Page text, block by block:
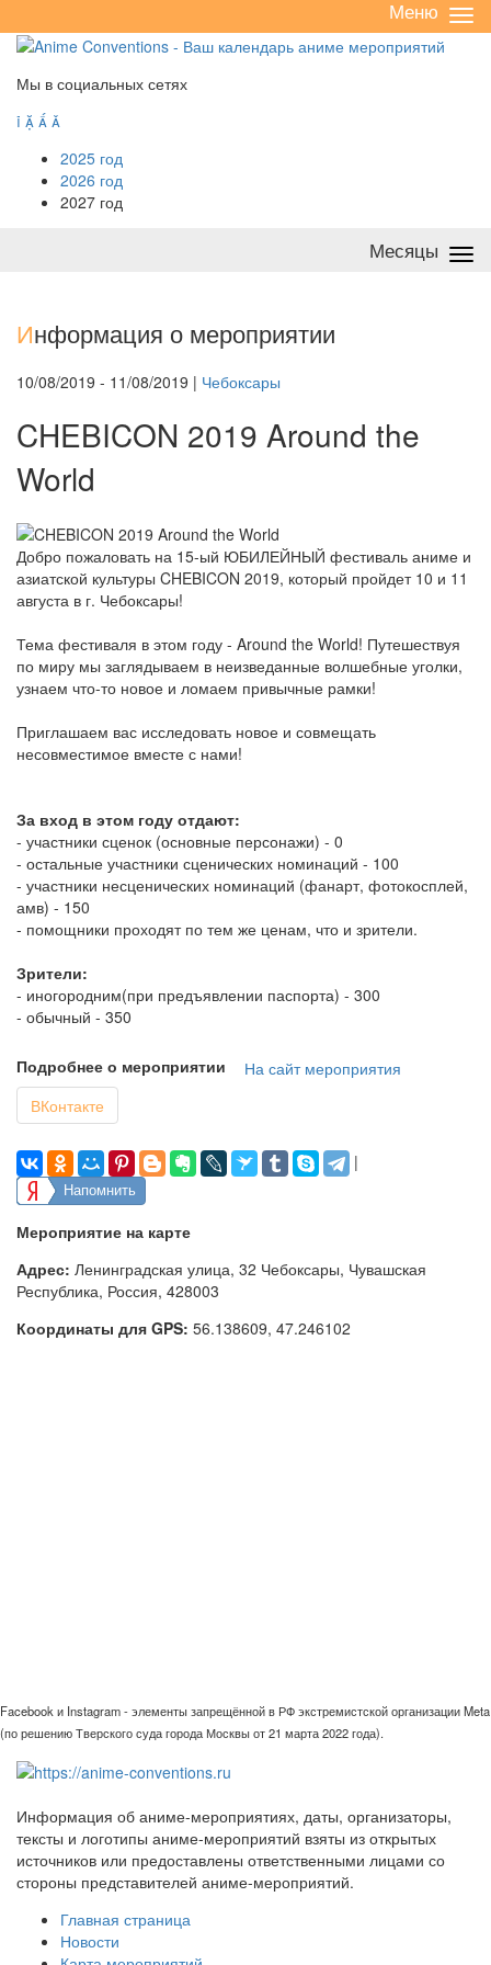
/
Меню
Мы в социальных сетях
   
2025 год
2026 год
2027 год
Месяцы
Информация о мероприятии
10/08/2019 - 11/08/2019 | Чебоксары
CHEBICON 2019 Around the
World
Добро пожаловать на 15-ый ЮБИЛЕЙНЫЙ фестиваль аниме и
азиатской культуры CHEBICON 2019, который пройдет 10 и 11
августа в г. Чебоксары!
Тема фестиваля в этом году - Around the World! Путешествуя
по миру мы заглядываем в неизведанные волшебные уголки,
узнаем что-то новое и ломаем привычные рамки!
Приглашаем вас исследовать новое и совмещать
несовместимое вместе с нами!
За вход в этом году отдают:
- участники сценок (основные персонажи) - 0
- остальные участники сценических номинаций - 100
- участники несценических номинаций (фанарт, фотокосплей,
амв) - 150
- помощники проходят по тем же ценам, что и зрители.
Зрители:
- иногородним(при предъявлении паспорта) - 300
- обычный - 350
Подробнее о мероприятии
На сайт мероприятия
ВКонтакте
|
Напомнить
Мероприятие на карте
Адрес: Ленинградская улица, 32 Чебоксары, Чувашская
Республика, Россия, 428003
Координаты для GPS: 56.138609, 47.246102
Facebook и Instagram - элементы запрещённой в РФ экстремистской организации Meta
(по решению Тверского суда города Москвы от 21 марта 2022 года).
Информация об аниме-мероприятиях, даты, организаторы,
тексты и логотипы аниме-мероприятий взяты из открытых
источников или предоставлены ответственными лицами со
стороны представителей аниме-мероприятий.
Главная страница
Новости